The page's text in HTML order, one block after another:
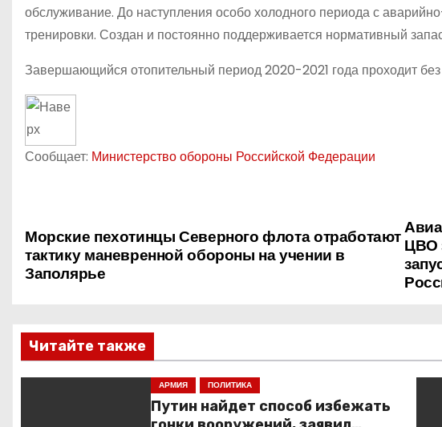
обслуживание. До наступления особо холодного периода с
тренировки. Создан и постоянно поддерживается нормативный
Завершающийся отопительный период 2020-2021 года проходит
Сообщает: Министерство обороны Российской Федерации
Н
а
и
г
ЦВО
Морские пехотинцы Северного флота отработают
тактику маневренной обороны на учении в
Заполярье
Читайте также
АРМИЯ ПОЛИТИКА
Путин найдет способ избежать